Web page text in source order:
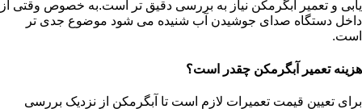
یابی و تعمیر آبگرمکن نیاز به بررسی دقیق تر است.به خصوص وقتی از
داخل دستگاه صدای جوشیدن آب شنیده می شود موضوع جدی تر
است.
هزینه تعمیر آبگرمکن چقدر است؟
برای تعیین قیمت تعمیرات لازم است تا آبگرمکن از نزدیک بررسی